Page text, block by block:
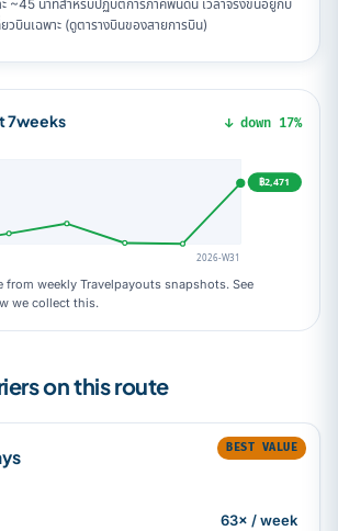
ะ ~45 นาทีสำหรับปฏิบัติการภาคพื้นดิน เวลาจริงขึ้นอยู่กับ
วบินเฉพาะ (ดูตารางบินของสายการบิน)
7weeks ↓ down 17%
฿2,471
2026-W31
from weekly Travelpayouts snapshots. See
we collect this.
on this route
BEST VALUE
63× / week